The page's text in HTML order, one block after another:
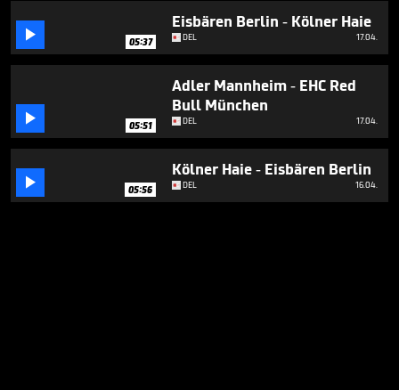
 05:37
Eisbären Berlin - Kölner Haie
DEL 17.04.
 05:51
Adler Mannheim - EHC Red
Bull München
DEL 17.04.
 05:56
Kölner Haie - Eisbären Berlin
DEL 16.04.